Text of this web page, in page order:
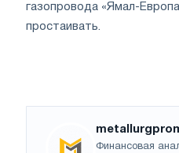
газопровода «Ямал-
простаивать.
Финансовая